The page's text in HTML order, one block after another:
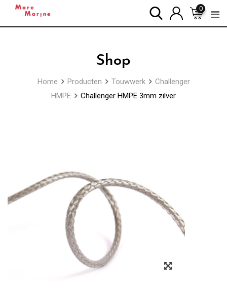
0
Shop
Home Producten Touwwerk
Challenger
HMPE
Challenger HMPE 3mm zilver